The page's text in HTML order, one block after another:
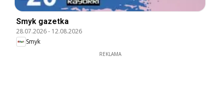
Smyk gazetka
28.07.2026- 12.08.2026
Smyk
REKLAMA